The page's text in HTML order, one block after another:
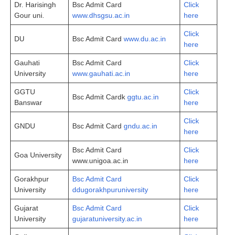
Dr. Harisingh
Gour uni.
Bsc Admit Card
www.dhsgsu.ac.in
Click
here
DU Bsc Admit Card www.du.ac.in
Click
here
Gauhati
University
Bsc Admit Card
www.gauhati.ac.in
Click
here
GGTU
Banswar
Bsc Admit Cardk ggtu.ac.in
Click
here
GNDU Bsc Admit Card gndu.ac.in
Click
here
Goa University
Bsc Admit Card
www.unigoa.ac.in
Click
here
Gorakhpur
University
Bsc Admit Card
ddugorakhpuruniversity
Click
here
Gujarat
University
Bsc Admit Card
gujaratuniversity.ac.in
Click
here